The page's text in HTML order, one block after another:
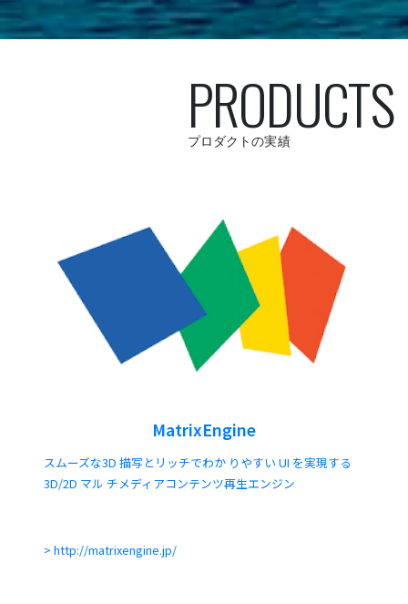
PRODUCTS
プロダクトの実績
MatrixEngine
スムーズな3D 描写とリッチでわか りやすい UI を実現する
3D/2D マル チメディアコンテンツ再生エンジン
http://matrixengine.jp/